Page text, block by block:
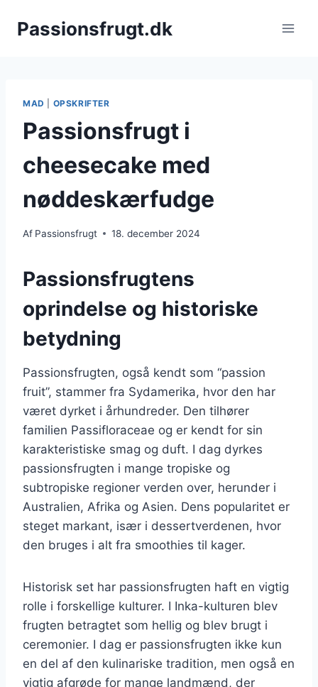
Passionsfrugt.dk
MAD OPSKRIFTER
Passionsfrugt i
cheesecake med
nøddeskærfudge
Af Passionsfrugt 18. december 2024
Passionsfrugtens
oprindelse og historiske
betydning
Passionsfrugten, også kendt som “passion
fruit”, stammer fra Sydamerika, hvor den har
været dyrket i århundreder. Den tilhører
familien Passifloraceae og er kendt for sin
karakteristiske smag og duft. I dag dyrkes
passionsfrugten i mange tropiske og
subtropiske regioner verden over, herunder i
Australien, Afrika og Asien. Dens popularitet er
steget markant, især i dessertverdenen, hvor
den bruges i alt fra smoothies til kager.
Historisk set har passionsfrugten haft en vigtig
rolle i forskellige kulturer. I Inka-kulturen blev
frugten betragtet som hellig og blev brugt i
ceremonier. I dag er passionsfrugten ikke kun
en del af den kulinariske tradition, men også en
vigtig afgrøde for mange landmænd, der